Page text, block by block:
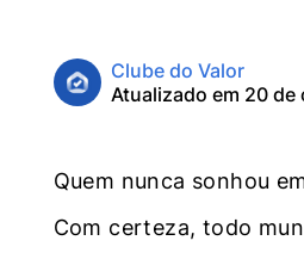
Clube do Valor
Atualizado em 20
Quem nunca sonhou
Com certeza, todo